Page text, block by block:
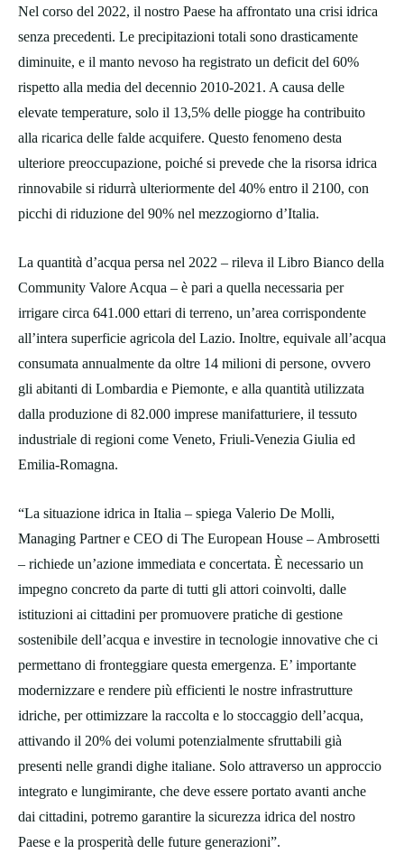
Nel corso del 2022, il nostro Paese ha affrontato una crisi idrica
senza precedenti. Le precipitazioni totali sono drasticamente
diminuite, e il manto nevoso ha registrato un deficit del 60%
rispetto alla media del decennio 2010-2021. A causa delle
elevate temperature, solo il 13,5% delle piogge ha contribuito
alla ricarica delle falde acquifere. Questo fenomeno desta
ulteriore preoccupazione, poiché si prevede che la risorsa idrica
rinnovabile si ridurrà ulteriormente del 40% entro il 2100, con
picchi di riduzione del 90% nel mezzogiorno d’Italia.
La quantità d’acqua persa nel 2022 – rileva il Libro Bianco della
Community Valore Acqua – è pari a quella necessaria per
irrigare circa 641.000 ettari di terreno, un’area corrispondente
all’intera superficie agricola del Lazio. Inoltre, equivale all’acqua
consumata annualmente da oltre 14 milioni di persone, ovvero
gli abitanti di Lombardia e Piemonte, e alla quantità utilizzata
dalla produzione di 82.000 imprese manifatturiere, il tessuto
industriale di regioni come Veneto, Friuli-Venezia Giulia ed
Emilia-Romagna.
“La situazione idrica in Italia – spiega Valerio De Molli,
Managing Partner e CEO di The European House – Ambrosetti
– richiede un’azione immediata e concertata. È necessario un
impegno concreto da parte di tutti gli attori coinvolti, dalle
istituzioni ai cittadini per promuovere pratiche di gestione
sostenibile dell’acqua e investire in tecnologie innovative che ci
permettano di fronteggiare questa emergenza. E’ importante
modernizzare e rendere più efficienti le nostre infrastrutture
idriche, per ottimizzare la raccolta e lo stoccaggio dell’acqua,
attivando il 20% dei volumi potenzialmente sfruttabili già
presenti nelle grandi dighe italiane. Solo attraverso un approccio
integrato e lungimirante, che deve essere portato avanti anche
dai cittadini, potremo garantire la sicurezza idrica del nostro
Paese e la prosperità delle future generazioni”.